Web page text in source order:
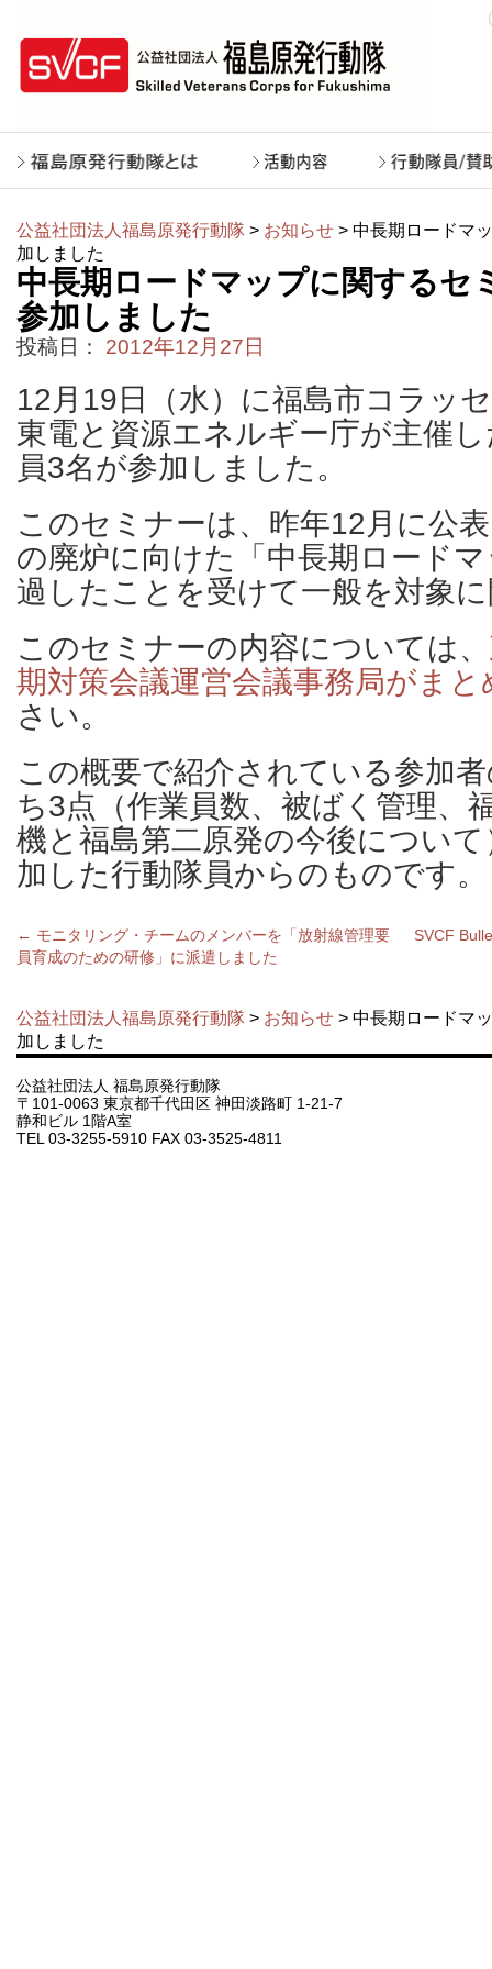
公益社団法人福島原発行動隊 > お知らせ > 中長期ロードマ
加しました
中長期ロードマップに関するセ
参加しました
投稿日： 2012年12月27日
12月19日（水）に福島市コラッ
東電と資源エネルギー庁が主催
員3名が参加しました。
このセミナーは、昨年12月に公
の廃炉に向けた「中長期ロード
過したことを受けて一般を対象
このセミナーの内容については、
期対策会議運営会議事務局がまと
さい。
この概要で紹介されている参加
ち3点（作業員数、被ばく管理、
機と福島第二原発の今後につい
加した行動隊員からのものです。
← モニタリング・チームのメンバーを「放射線管理要
員育成のための研修」に派遣しました
SVCF
公益社団法人福島原発行動隊 > お知らせ > 中長期ロードマ
加しました
公益社団法人 福島原発行動隊
〒101-0063 東京都千代田区 神田淡路町 1-21-7
静和ビル 1階A室
TEL 03-3255-5910 FAX 03-3525-4811